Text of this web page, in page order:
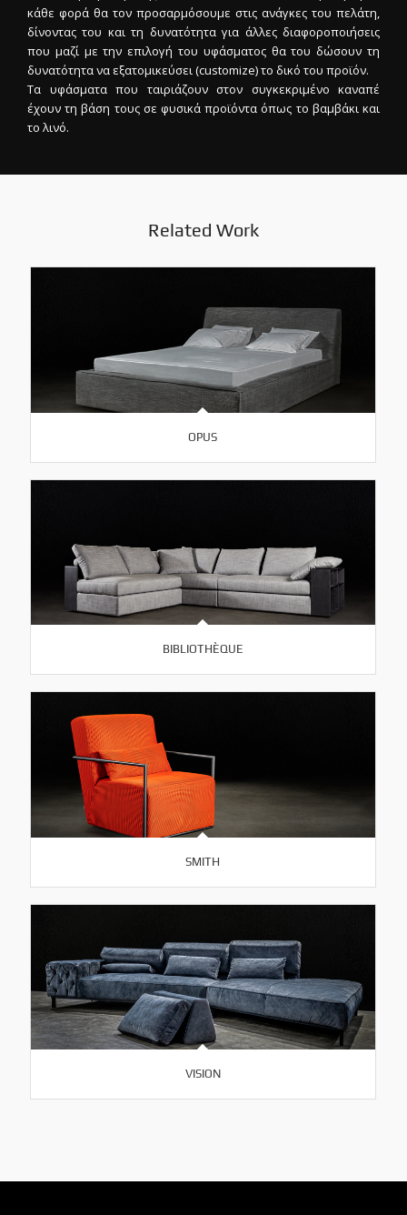
κάθε φορά θα τον προσαρμόσουμε στις ανάγκες του πελάτη,
δίνοντας του και τη δυνατότητα για άλλες διαφοροποιήσεις
που μαζί με την επιλογή του υφάσματος θα του δώσουν τη
δυνατότητα να εξατομικεύσει (customize) το δικό του προϊόν.
Τα υφάσματα που ταιριάζουν στον συγκεκριμένο καναπέ
έχουν τη βάση τους σε φυσικά προϊόντα όπως το βαμβάκι και
το λινό.
Related Work
OPUS
BIBLIOTHÈQUE
SMITH
VISION